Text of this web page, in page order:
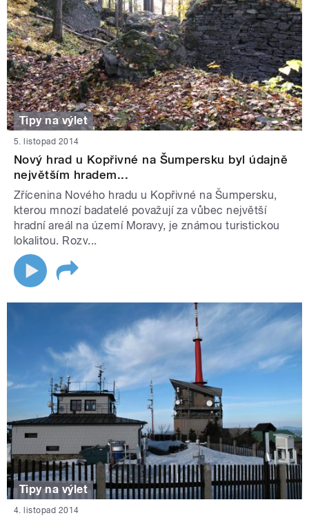
Tipy na výlet
5. listopad 2014
Nový hrad u Kopřivné na Šumpersku byl údajně
největším hradem...
Zřícenina Nového hradu u Kopřivné na Šumpersku,
kterou mnozí badatelé považují za vůbec největší
hradní areál na území Moravy, je známou turistickou
lokalitou. Rozv...
Tipy na výlet
4. listopad 2014